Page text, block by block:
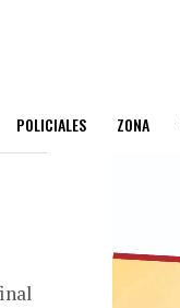
POLICIALES ZONA